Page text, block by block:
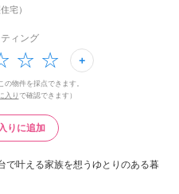
宅）
ィング
物件を採点できます。
入り で確認できます）
りに追加
で叶える家族を想うゆとりのある暮